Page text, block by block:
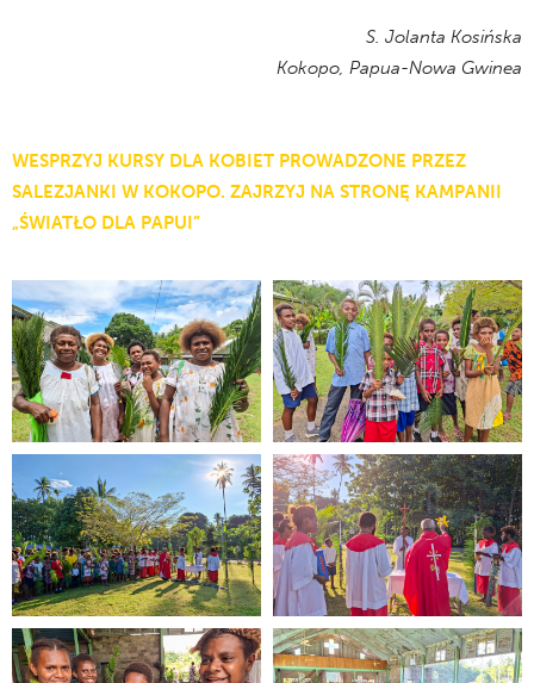
S. Jolanta Kosińska
Kokopo, Papua-Nowa Gwinea
WESPRZYJ KURSY DLA KOBIET PROWADZONE PRZEZ
SALEZJANKI W KOKOPO. ZAJRZYJ NA STRONĘ KAMPANII
„ŚWIATŁO DLA PAPUI”